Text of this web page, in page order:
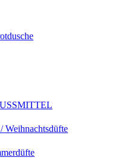
Weihnachtsdüfte